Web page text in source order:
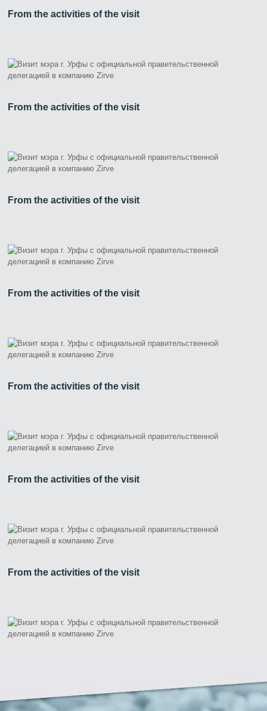
From the activities of the visit
From the activities of the visit
From the activities of the visit
From the activities of the visit
From the activities of the visit
From the activities of the visit
From the activities of the visit